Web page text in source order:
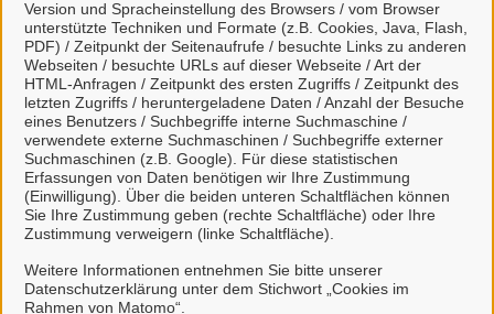
Version und Spracheinstellung des Browsers / vom Browser
unterstützte Techniken und Formate (z.B. Cookies, Java, Flash,
PDF) / Zeitpunkt der Seitenaufrufe / besuchte Links zu anderen
Webseiten / besuchte URLs auf dieser Webseite / Art der
HTML-Anfragen / Zeitpunkt des ersten Zugriffs / Zeitpunkt des
letzten Zugriffs / heruntergeladene Daten / Anzahl der Besuche
eines Benutzers / Suchbegriffe interne Suchmaschine /
verwendete externe Suchmaschinen / Suchbegriffe externer
Suchmaschinen (z.B. Google). Für diese statistischen
Erfassungen von Daten benötigen wir Ihre Zustimmung
(Einwilligung). Über die beiden unteren Schaltflächen können
Sie Ihre Zustimmung geben (rechte Schaltfläche) oder Ihre
Zustimmung verweigern (linke Schaltfläche).
Weitere Informationen entnehmen Sie bitte unserer
Datenschutzerklärung unter dem Stichwort „Cookies im
Rahmen von Matomo“.
Mein Unternehmenskonto ist ein zentrales Konto zur
Identifizierung von Organisationen, insbesondere:
Juristische Personen,
Vereinigungen, denen ein Recht zustehen
kann
natürliche Personen, die beruflich oder
gewerblich tätig sind.
Eine Nutzung ist aber auch durch Behörden im
Sinne von § 1 Abs. 4 Verwaltungsverfahrensgesetz
(VwVfG) möglich.